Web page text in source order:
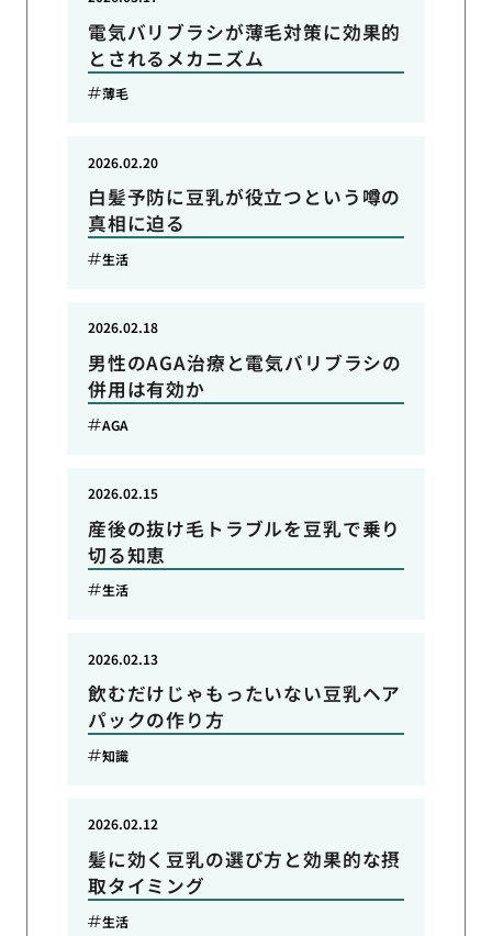
電気バリブラシが薄毛対策に効果的
とされるメカニズム
薄毛
白髪予防に豆乳が役立つという噂の
真相に迫る
2026.02.20
生活
男性のAGA治療と電気バリブラシの
併用は有効か
2026.02.18
AGA
産後の抜け毛トラブルを豆乳で乗り
切る知恵
2026.02.15
生活
飲むだけじゃもったいない豆乳ヘア
パックの作り方
2026.02.13
知識
髪に効く豆乳の選び方と効果的な摂
取タイミング
2026.02.12
生活